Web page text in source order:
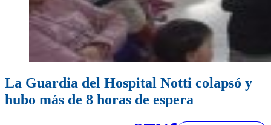
La Guardia del Hospital Notti colapsó y
hubo más de 8 horas de espera